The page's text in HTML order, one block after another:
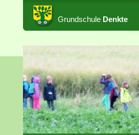
Grundschule Denkte